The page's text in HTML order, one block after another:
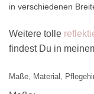
in verschiedenen
Weitere tolle
findest Du in
Maße, Material,